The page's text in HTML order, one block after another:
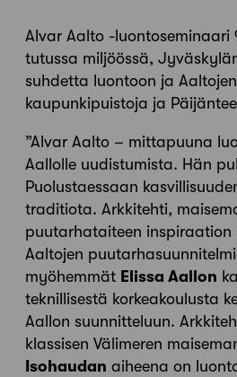
Alvar Aalto -luontoseminaari
tutussa miljöössä,
suhdetta luontoon ja
kaupunkipuistoja ja
”Alvar Aalto – mittapuuna
Aallolle uudistumista. Hän
Puolustaessaan
traditiota. Arkkitehti,
puutarhataiteen inspiraation
Aaltojen
myöhemmät Elissa Aallon
teknillisestä korkeakoulusta
Aallon suunnitteluun.
klassisen Välimeren
Isohaudan aiheena on